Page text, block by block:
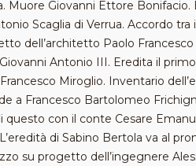
Muore Giovanni Ettore
Scaglia di Verrua. Accordo
dell’architetto Paolo
Antonio III. Eredita il
Miroglio. Inventario
a Francesco Bartolomeo
questo con il conte Cesare
di Sabino Bertola va al
su progetto dell’ingegnere